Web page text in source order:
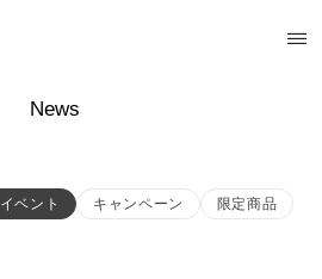
News
イベント キャンペーン
限定商品